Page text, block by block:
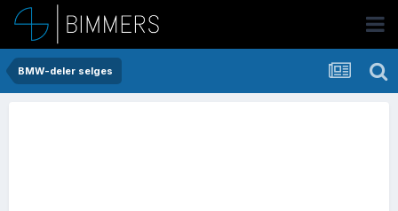
BMW-deler selges